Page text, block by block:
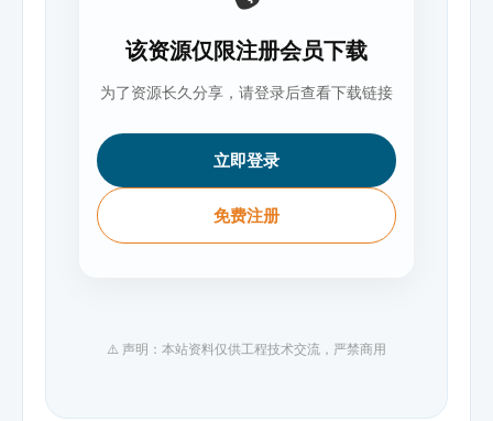
该资源仅限注册会员下载
为了资源长久分享，请登录后查看下载链接
立即登录
免费注册
⚠️ 声明：本站资料仅供工程技术交流，严禁商用